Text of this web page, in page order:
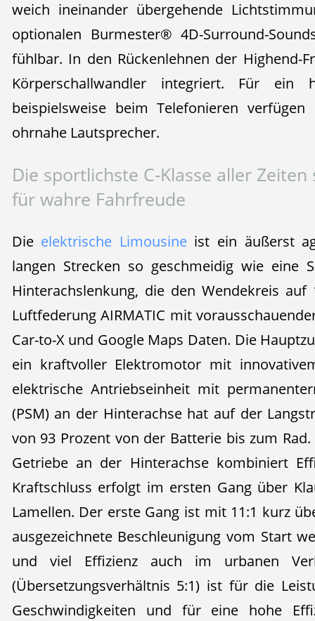
weich ineinander übergehende
optionalen Burmester® 4D-Surround-
fühlbar. In den Rückenlehnen der Highend-
Körperschallwandler integriert. Für ein
beispielsweise beim Telefonieren
ohrnahe Lautsprecher.
Die sportlichste C‑Klasse aller
für wahre Fahrfreude
Die elektrische Limousineist ein äußerst
langen Strecken so geschmeidig wie eine
Hinterachslenkung, die den Wendekreis
Luftfederung AIRMATIC mit
Car-to-X und Google Maps Daten. Die
ein kraftvoller Elektromotor mit
elektrische Antriebseinheit mit
(PSM) an der Hinterachse hat auf der
von 93 Prozent von der Batterie bis zum
Getriebe an der Hinterachse kombiniert
Kraftschluss erfolgt im ersten Gang über
Lamellen. Der erste Gang ist mit 11:1 kurz
ausgezeichnete Beschleunigung vom Start
und viel Effizienz auch im urbanen
(Übersetzungsverhältnis 5:1) ist für die
Geschwindigkeiten und für eine hohe